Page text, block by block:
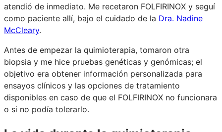
atendió de inmediato. Me recetaron FOLFIRINOX y seguí
como paciente allí, bajo el cuidado de la Dra. Nadine
McCleary.
Antes de empezar la quimioterapia, tomaron otra
biopsia y me hice pruebas genéticas y genómicas; el
objetivo era obtener información personalizada para
ensayos clínicos y las opciones de tratamiento
disponibles en caso de que el FOLFIRINOX no funcionara
o si no podía tolerarlo.